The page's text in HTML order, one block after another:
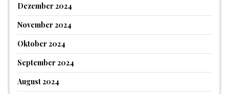
Dezember 2024
November 2024
Oktober 2024
September 2024
August 2024